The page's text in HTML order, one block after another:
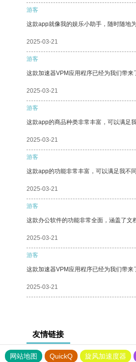
游客
这款app就像我的娱乐小助手，随时随地
2025-03-21
游客
这款加速器VPM应用程序已经为我们带来
2025-03-21
游客
这款app的商品种类非常丰富，可以满足
2025-03-21
游客
这款app的功能非常丰富，可以满足我不
2025-03-21
游客
这款办公软件的功能非常全面，涵盖了文
2025-03-21
游客
这款加速器VPM应用程序已经为我们带来
2025-03-21
友情链接
网站地图 QuickQ 旋风加速度器